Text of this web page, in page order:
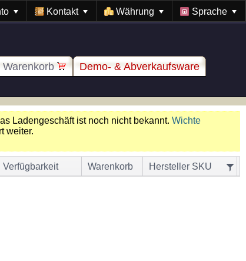
Kontakt Währung Sprache
Warenkorb
Demo- & Abverkaufsware
Ladengeschäft ist noch nicht bekannt. Wichte
weiter.
Verfügbarkeit Warenkorb Hersteller SKU